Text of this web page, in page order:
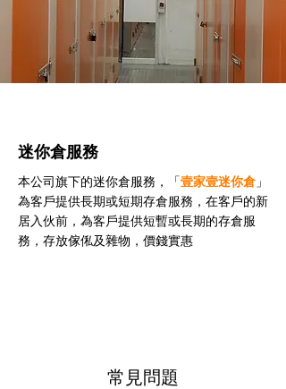
迷你倉服務
本公司旗下的迷你倉服務，「壹家壹迷你倉 」
為客戶提供長期或短期存倉服務，在客戶的新
居入伙前，為客戶提供短暫或長期的存倉服
務，存放傢俬及雜物，價錢實惠
常見問題